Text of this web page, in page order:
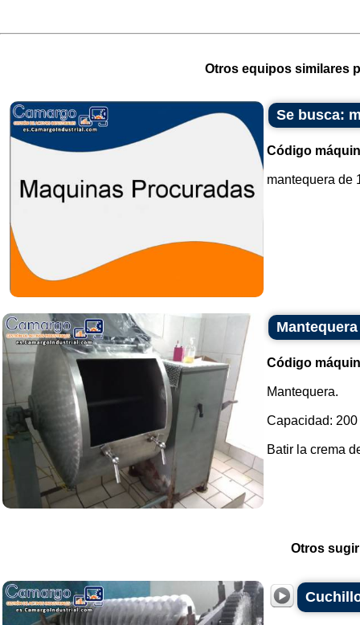
Otros equipos similares
Se busca:
Código
mantequera de
Código
Mantequera.
Capacidad: 200
Batir la crema
Otros